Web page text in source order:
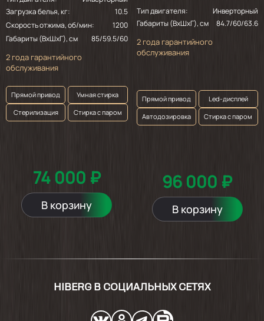
выглядит очень хорошо, работает тихо,
посмотрим как дальше будет работать.
2025-06-20
Загрузка белья, кг:
10.5
Скорость отжима, об/мин:
1200
Габариты (ВхШхГ), см
85/59.5/60
2 года гарантийного
обслуживания
Прямой привод
Умная стирка
Стерилизация
Стирка с паром
74 000 ₽
В корзину
Тип двигателя:
Инверторный
Габариты (ВхШхГ), см
84.7/60/63.6
2 года гарантийного
обслуживания
Прямой привод
Led-дисплей
Автодозировка
Стирка с паром
96 000 ₽
В корзину
HIBERG В СОЦИАЛЬНЫХ СЕТЯХ